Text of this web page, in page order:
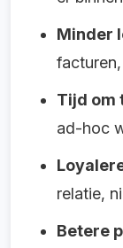
Minder
Tijd om
ad-hoc
relatie,
Betere